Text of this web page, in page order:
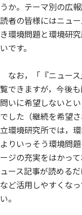
うか。テーマ別の広
読者の皆様にはニュ
き環境問題と環境研
いです。
なお，「『ニュー
覧できますが，今後
問いに希望しないと
でした（継続を希望
立環境研究所では，
よりいっそう環境問
ージの充実をはかっ
ュース記事が読める
など活用しやすくな
い。